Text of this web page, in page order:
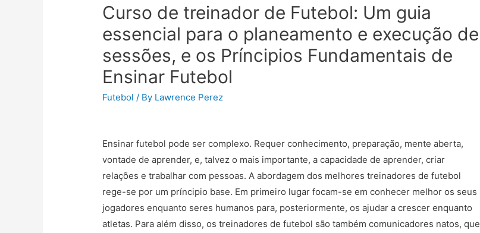
Curso de treinador de Futebol: Um guia
essencial para o planeamento e execução de
sessões, e os Príncipios Fundamentais de
Ensinar Futebol
Futebol / By Lawrence Perez
Ensinar futebol pode ser complexo. Requer conhecimento, preparação, mente aberta,
vontade de aprender, e, talvez o mais importante, a capacidade de aprender, criar
relações e trabalhar com pessoas. A abordagem dos melhores treinadores de futebol
rege-se por um príncipio base. Em primeiro lugar focam-se em conhecer melhor os seus
jogadores enquanto seres humanos para, posteriormente, os ajudar a crescer enquanto
atletas. Para além disso, os treinadores de futebol são também comunicadores natos, que